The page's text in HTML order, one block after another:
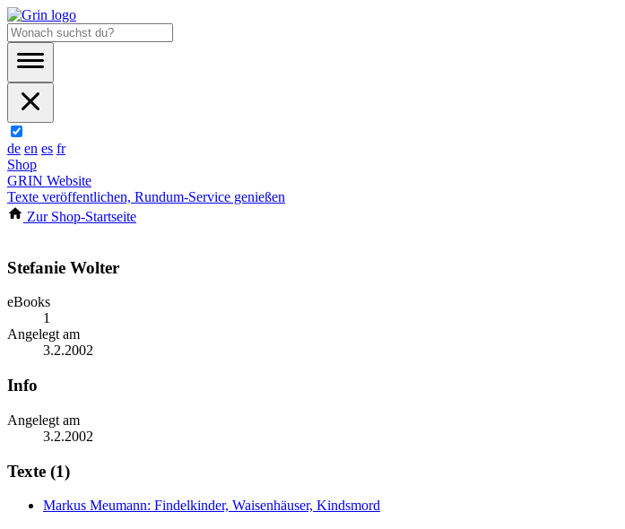
de en es fr
Shop
GRIN Website
Texte veröffentlichen, Rundum-Service genießen
Zur Shop-Startseite
Stefanie Wolter
eBooks
1
Angelegt am
3.2.2002
Info
Angelegt am
3.2.2002
Texte (1)
Markus Meumann: Findelkinder, Waisenhäuser, Kindsmord